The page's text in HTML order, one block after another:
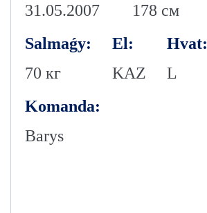
31.05.2007
178 см
Salmaǵy:
70 кг
El:
KAZ
Hvat:
L
Komanda:
Barys